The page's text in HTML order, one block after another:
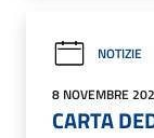
NOTIZIE
8 NOVEMBRE
CARTA